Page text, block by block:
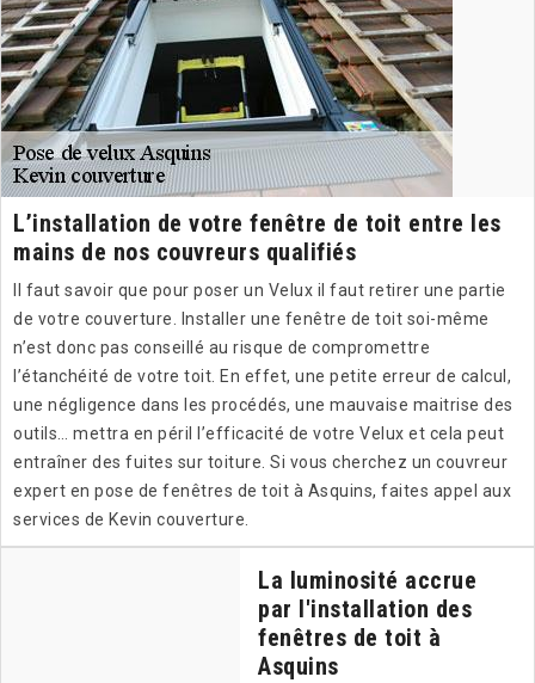
L’installation de votre fenêtre de toit entre les
mains de nos couvreurs qualifiés
Il faut savoir que pour poser un Velux il faut retirer une partie
de votre couverture. Installer une fenêtre de toit soi-même
n’est donc pas conseillé au risque de compromettre
l’étanchéité de votre toit. En effet, une petite erreur de calcul,
une négligence dans les procédés, une mauvaise maitrise des
outils… mettra en péril l’efficacité de votre Velux et cela peut
entraîner des fuites sur toiture. Si vous cherchez un couvreur
expert en pose de fenêtres de toit à Asquins, faites appel aux
services de Kevin couverture.
La luminosité accrue
par l'installation des
fenêtres de toit à
Asquins